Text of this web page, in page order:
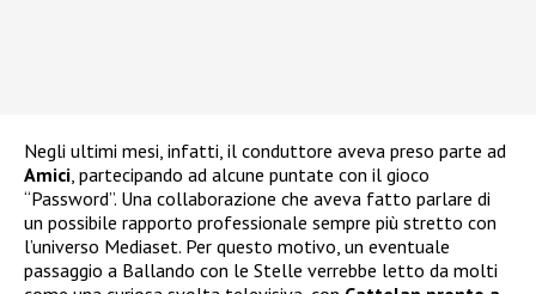
Negli ultimi mesi, infatti, il conduttore aveva preso parte ad
Amici, partecipando ad alcune puntate con il gioco
“Password”. Una collaborazione che aveva fatto parlare di
un possibile rapporto professionale sempre più stretto con
l’universo Mediaset. Per questo motivo, un eventuale
passaggio a Ballando con le Stelle verrebbe letto da molti